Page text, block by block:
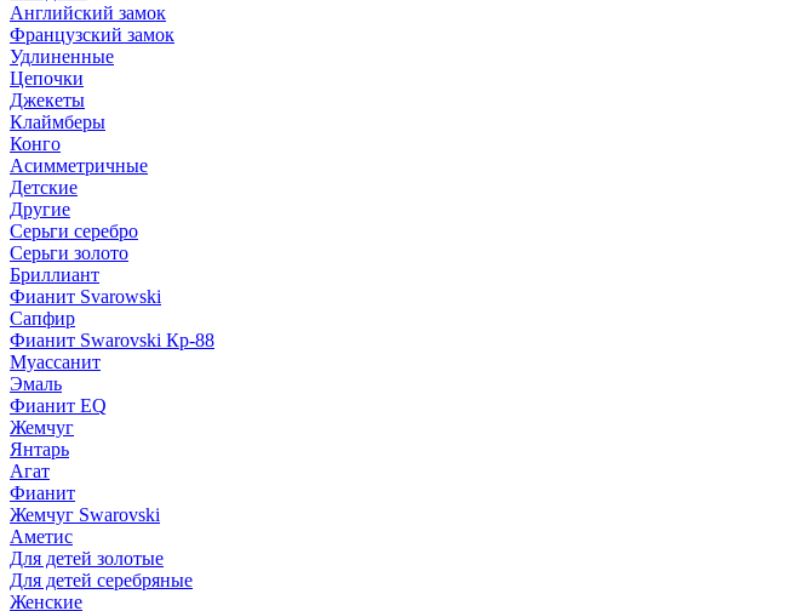
Английский замок
Французский замок
Удлиненные
Цепочки
Джекеты
Клаймберы
Конго
Асимметричные
Детские
Другие
Серьги серебро
Серьги золото
Бриллиант
Фианит Svarowski
Сапфир
Фианит Swarovski Кр-88
Муассанит
Эмаль
Фианит EQ
Жемчуг
Янтарь
Агат
Фианит
Жемчуг Swarovski
Аметис
Для детей золотые
Для детей серебряные
Женские